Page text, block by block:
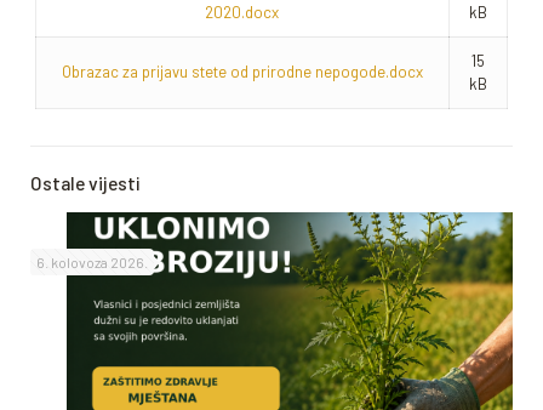
2020.docx
kB
Obrazac za prijavu stete od prirodne nepogode.docx
15
kB
Ostale vijesti
6. kolovoza 2026.